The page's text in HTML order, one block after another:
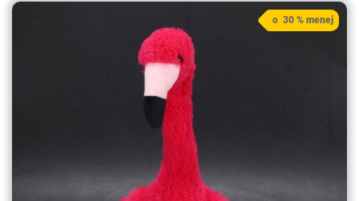
o 30 % menej